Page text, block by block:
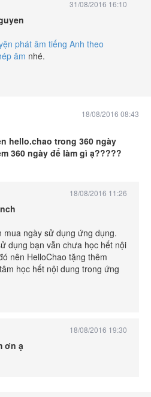
31/08/2016 16:10
phát âm tiếng Anh theo
âm nhé.
18/08/2016 08:43
hello.chao trong 360 ngày
360 ngày để làm gì ạ?????
18/08/2016 11:26
mua ngày sử dụng ứng dụng.
dụng bạn vẫn chưa học hết nội
nên HelloChao tặng thêm
học hết nội dung trong ứng
18/08/2016 19:30
ơn ạ